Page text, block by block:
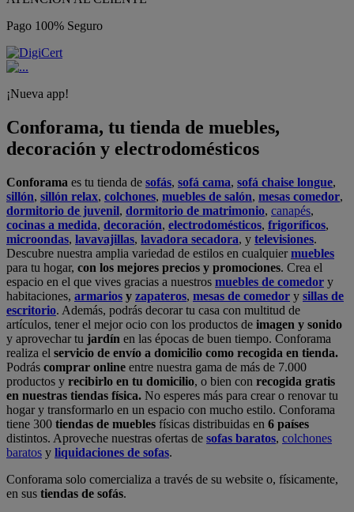
Pago 100% Seguro
¡Nueva app!
Conforama, tu tienda de muebles,
decoración y electrodomésticos
Conforama es tu tienda de sofás, sofá cama, sofá chaise longue,
sillón, sillón relax, colchones, muebles de salón, mesas comedor,
dormitorio de juvenil, dormitorio de matrimonio, canapés,
cocinas a medida, decoración, electrodomésticos, frigoríficos,
microondas, lavavajillas, lavadora secadora, y televisiones.
Descubre nuestra amplia variedad de estilos en cualquiermuebles
para tu hogar, con los mejores precios y promociones. Crea el
espacio en el que vives gracias a nuestros muebles de comedor y
habitaciones, armarios y zapateros, mesas de comedor y sillas de
escritorio. Además, podrás decorar tu casa con multitud de
artículos, tener el mejor ocio con los productos de imagen y sonido
y aprovechar tu jardín en las épocas de buen tiempo. Conforama
realiza el servicio de envío a domicilio como recogida en tienda.
Podrás comprar online entre nuestra gama de más de 7.000
productos y recibirlo en tu domicilio, o bien con recogida gratis
en nuestras tiendas física. No esperes más para crear o renovar tu
hogar y transformarlo en un espacio con mucho estilo. Conforama
tiene 300 tiendas de muebles físicas distribuidas en 6 países
distintos. Aproveche nuestras ofertas de sofas baratos, colchones
baratos y liquidaciones de sofas.
Conforama solo comercializa a través de su website o, físicamente,
en sus tiendas de sofás.